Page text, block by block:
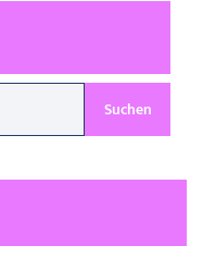
Suchen